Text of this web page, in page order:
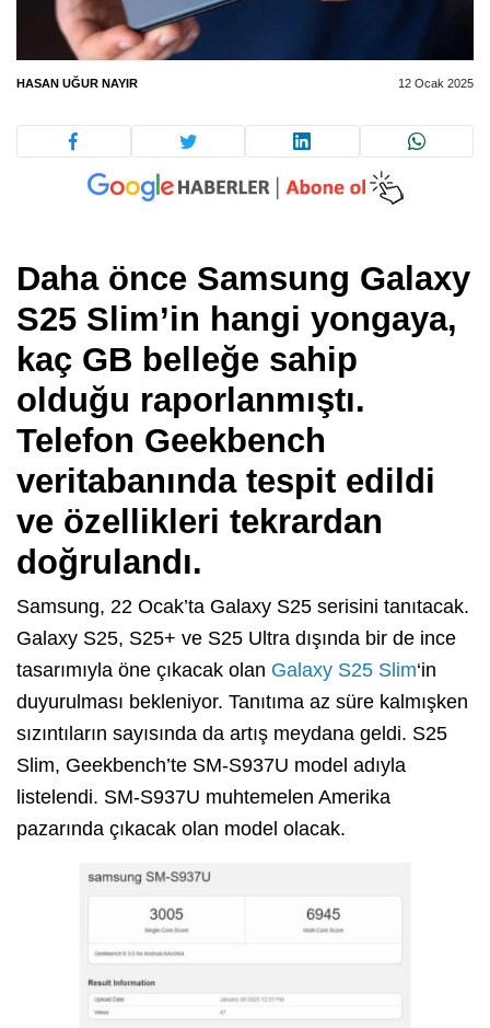
HASAN UĞUR NAYIR 12 Ocak 2025
Daha önce Samsung Galaxy
S25 Slim’in hangi yongaya,
kaç GB belleğe sahip
olduğu raporlanmıştı.
Telefon Geekbench
veritabanında tespit edildi
ve özellikleri tekrardan
doğrulandı.
Samsung, 22 Ocak’ta Galaxy S25 serisini tanıtacak.
Galaxy S25, S25+ ve S25 Ultra dışında bir de ince
tasarımıyla öne çıkacak olan Galaxy S25 Slim‘in
duyurulması bekleniyor. Tanıtıma az süre kalmışken
sızıntıların sayısında da artış meydana geldi. S25
Slim, Geekbench’te SM-S937U model adıyla
listelendi. SM-S937U muhtemelen Amerika
pazarında çıkacak olan model olacak.